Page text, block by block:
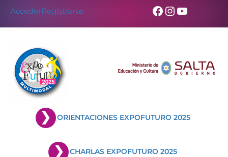
content
AccederRegistrarse Facebook
Instagram
YouTube
ORIENTACIONES EXPOFUTURO 2025
CHARLAS EXPOFUTURO 2025